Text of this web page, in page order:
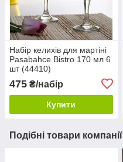
Набір келихів для мартіні
Pasabahce Bistro 170 мл 6
шт (44410)
475 ₴/набір
Купити
Подібні товари компанії